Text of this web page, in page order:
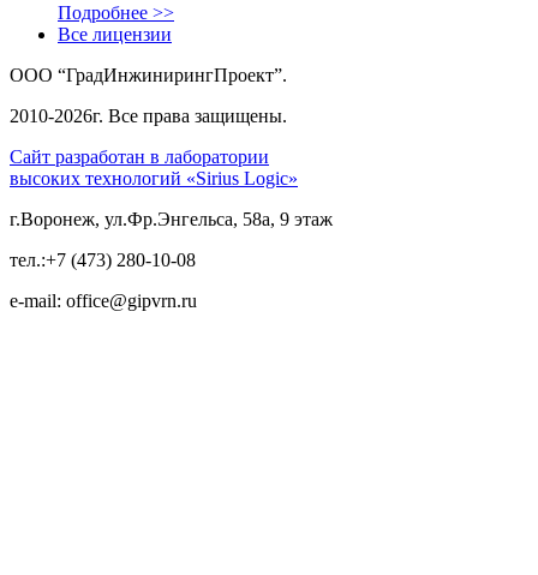
Подробнее >>
Все лицензии
ООО “ГрадИнжинирингПроект”.
2010-2026г. Все права защищены.
Сайт разработан в лаборатории
высоких технологий «Sirius Logic»
г.Воронеж, ул.Фр.Энгельса, 58а, 9 этаж
тел.:+7 (473) 280-10-08
e-mail: office@gipvrn.ru